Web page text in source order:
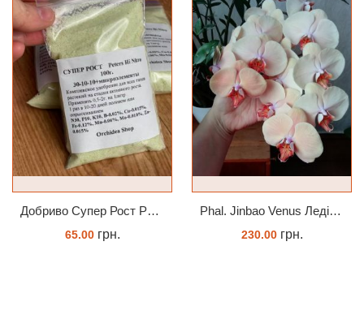
Добриво Супер Рост Peters Hi Nitro 30-10-10 + мікроелементи
65.00грн.
Phal. Jinbao Venus Леді Мармелад 1.7 (торфстакан)
230.00грн.